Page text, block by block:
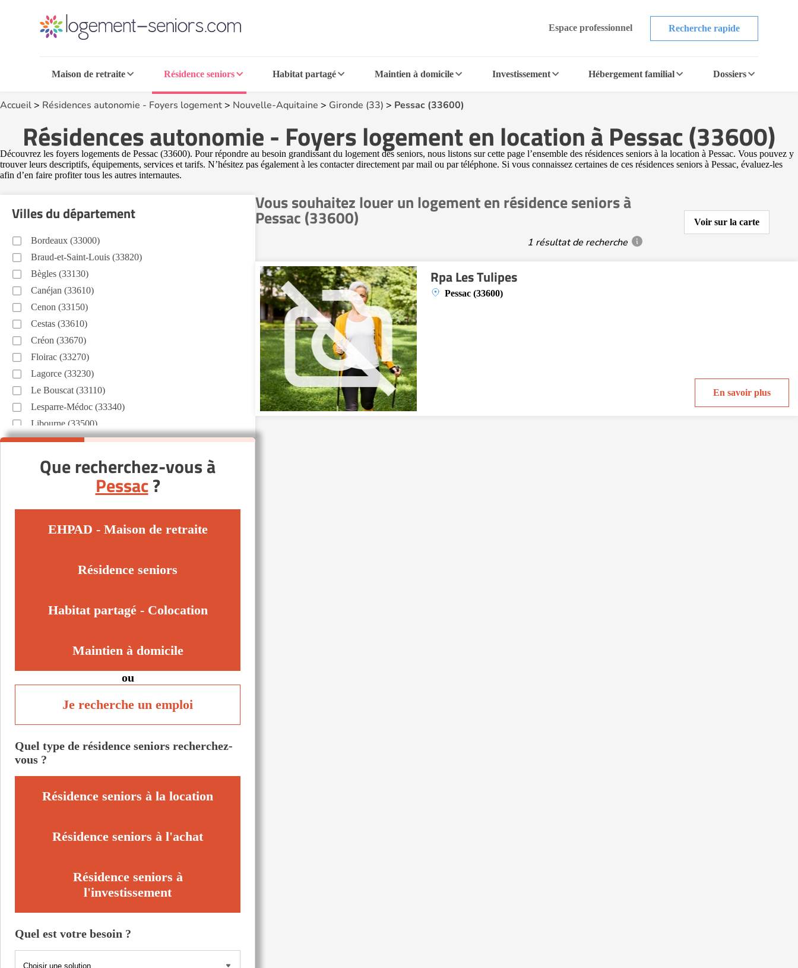
Espace professionnel Recherche rapide
Maison de retraite Résidence seniors Habitat partagé Maintien à domicile Investissement Hébergement familial Dossiers
Accueil> Résidences autonomie - Foyers logement> Nouvelle-Aquitaine > Gironde (33) > Pessac (33600)
Résidences autonomie - Foyers logement en location à Pessac (33600)
Découvrez les foyers logements de Pessac (33600). Pour répondre au besoin grandissant du logement des seniors, nous listons sur cette page l’ensemble des résidences seniors à la location à Pessac. Vous pouvez y
trouver leurs descriptifs, équipements, services et tarifs. N’hésitez pas également à les contacter directement par mail ou par téléphone. Si vous connaissez certaines de ces résidences seniors à Pessac, évaluez-les
afin d’en faire profiter tous les autres internautes.
Vous souhaitez louer un logement en résidence seniors à
Pessac (33600)
1 résultat de recherche
Voir sur la carte
Rpa Les Tulipes
Pessac (33600)
En savoir plus
Villes du département
Bordeaux (33000)
Braud-et-Saint-Louis (33820)
Bègles (33130)
Canéjan (33610)
Cenon (33150)
Cestas (33610)
Créon (33670)
Floirac (33270)
Lagorce (33230)
Le Bouscat (33110)
Lesparre-Médoc (33340)
Libourne (33500)
Lormont (33310)
Léognan (33850)
Mérignac (33700)
Pujols (33350)
Que recherchez-vous à
Pessac?
EHPAD - Maison de retraite
Résidence seniors
Habitat partagé - Colocation
Maintien à domicile
ou
Je recherche un emploi
Quel type de résidence seniors recherchez-
vous ?
Résidence seniors à la location
Résidence seniors à l'achat
Résidence seniors à
l'investissement
Quel est votre besoin ?